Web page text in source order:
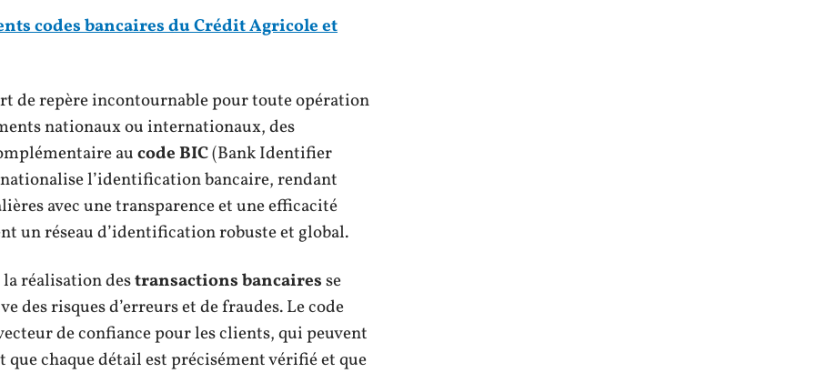
codes bancaires du Crédit Agricole et
de repère incontournable pour toute opération
nationaux ou internationaux, des
aucode BIC(Bank Identifier
l’identification bancaire, rendant
avec une transparence et une efficacité
un réseau d’identification robuste et global.
réalisation destransactions bancairesse
risques d’erreurs et de fraudes. Le code
de confiance pour les clients, qui peuvent
chaque détail est précisément vérifié et que